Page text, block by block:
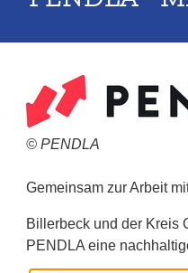
© PENDLA
Gemeinsam zur Arbeit
Billerbeck und der Kreis
PENDLA eine